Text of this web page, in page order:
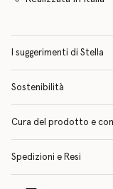
I suggerimenti di Stella
Sostenibilità
Cura del prodotto e
Spedizioni e Resi